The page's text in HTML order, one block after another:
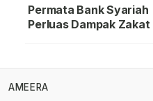
Permata Bank Syariah
Perluas Dampak Zakat
AMEERA